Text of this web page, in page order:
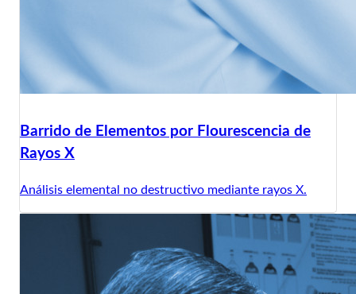
Barrido de Elementos por Flourescencia de
Rayos X
Análisis elemental no destructivo mediante rayos X.